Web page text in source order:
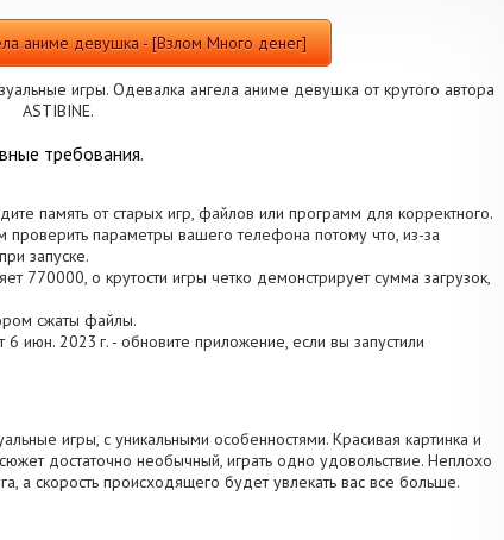
аниме девушка - [Взлом Много денег]
игры. Одевалка ангела аниме девушка от крутого автора
ASTIBINE.
требования.
память от старых игр, файлов или программ для корректного.
параметры вашего телефона потому что, из-за
запуске.
770000, о крутости игры четко демонстрирует сумма загрузок,
сжаты файлы.
июн. 2023 г. - обновите приложение, если вы запустили
игры, с уникальными особенностями. Красивая картинка и
достаточно необычный, играть одно удовольствие. Неплохо
а скорость происходящего будет увлекать вас все больше.